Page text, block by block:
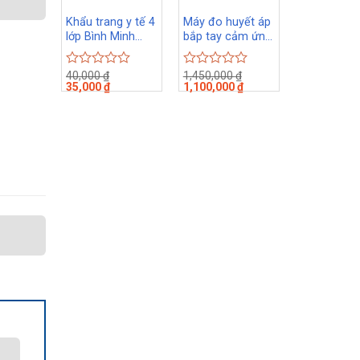
Khẩu trang y tế 4
lớp Bình Minh
medical
Rated
0
40,000₫
35,000₫
Máy đo huyết áp
bắp tay cảm ứng
Beurer BM58
Rated
0
1,450,000₫
1,100,000₫